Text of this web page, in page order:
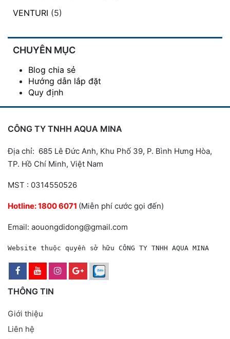
VENTURI (5)
CHUYÊN MỤC
Blog chia sẻ
Hướng dẫn lắp đặt
Quy định
CÔNG TY TNHH AQUA MINA
Địa chỉ: 685 Lê Đức Anh, Khu Phố 39, P. Bình Hưng Hòa,
TP. Hồ Chí Minh, Việt Nam
MST : 0314550526
Hotline:1800 6071 (Miễn phí cước gọi đến)
Email: aouongdidong@gmail.com
Website thuộc quyền sở hữu CÔNG TY TNHH AQUA MINA
THÔNG TIN
Giới thiệu
Liên hệ